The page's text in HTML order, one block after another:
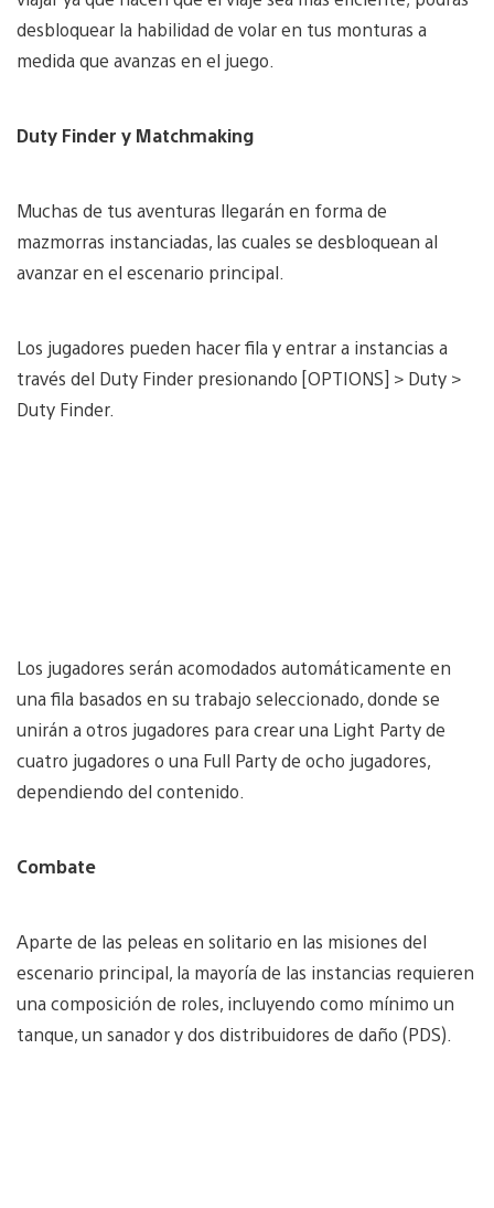
desbloquear la habilidad de volar en tus monturas a
medida que avanzas en el juego.
Duty Finder y Matchmaking
Muchas de tus aventuras llegarán en forma de
mazmorras instanciadas, las cuales se desbloquean al
avanzar en el escenario principal.
Los jugadores pueden hacer fila y entrar a instancias a
través del Duty Finder presionando [OPTIONS] > Duty >
Duty Finder.
Los jugadores serán acomodados automáticamente en
una fila basados en su trabajo seleccionado, donde se
unirán a otros jugadores para crear una Light Party de
cuatro jugadores o una Full Party de ocho jugadores,
dependiendo del contenido.
Combate
Aparte de las peleas en solitario en las misiones del
escenario principal, la mayoría de las instancias requieren
una composición de roles, incluyendo como mínimo un
tanque, un sanador y dos distribuidores de daño (PDS).